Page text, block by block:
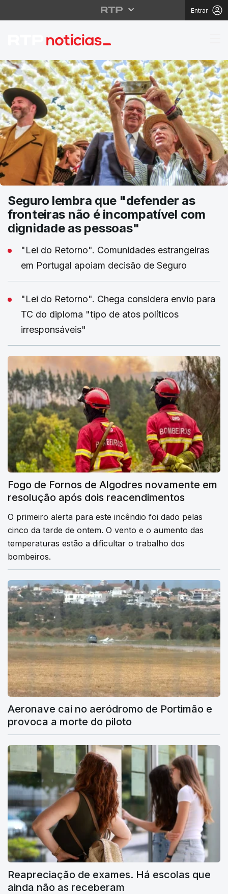
Entrar
RTP Notícias
Seguro lembra que "defender as
fronteiras não é incompatível com
dignidade as pessoas"
"Lei do Retorno". Comunidades estrangeiras
em Portugal apoiam decisão de Seguro
"Lei do Retorno". Chega considera envio para
TC do diploma "tipo de atos políticos
irresponsáveis"
Fogo de Fornos de Algodres novamente em
resolução após dois reacendimentos
O primeiro alerta para este incêndio foi dado pelas
cinco da tarde de ontem. O vento e o aumento das
temperaturas estão a dificultar o trabalho dos
bombeiros.
Aeronave cai no aeródromo de Portimão e
provoca a morte do piloto
Reapreciação de exames. Há escolas que
ainda não as receberam